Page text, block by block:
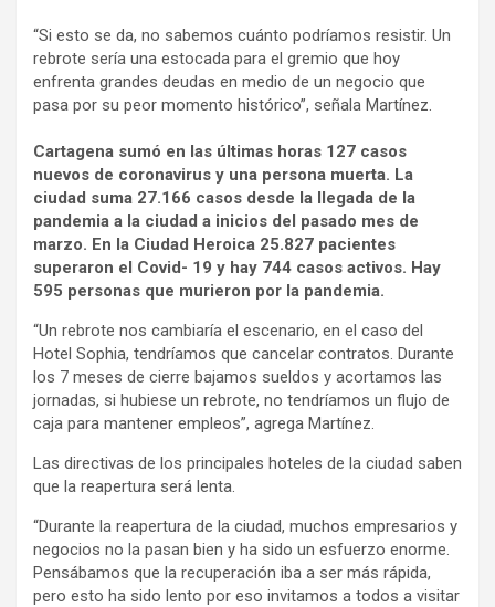
“Si esto se da, no sabemos cuánto podríamos resistir. Un
rebrote sería una estocada para el gremio que hoy
enfrenta grandes deudas en medio de un negocio que
pasa por su peor momento histórico”, señala Martínez.
Cartagena sumó en las últimas horas 127 casos
nuevos de coronavirus y una persona muerta. La
ciudad suma 27.166 casos desde la llegada de la
pandemia a la ciudad a inicios del pasado mes de
marzo. En la Ciudad Heroica 25.827 pacientes
superaron el Covid- 19 y hay 744 casos activos. Hay
595 personas que murieron por la pandemia.
“Un rebrote nos cambiaría el escenario, en el caso del
Hotel Sophia, tendríamos que cancelar contratos. Durante
los 7 meses de cierre bajamos sueldos y acortamos las
jornadas, si hubiese un rebrote, no tendríamos un flujo de
caja para mantener empleos”, agrega Martínez.
Las directivas de los principales hoteles de la ciudad saben
que la reapertura será lenta.
“Durante la reapertura de la ciudad, muchos empresarios y
negocios no la pasan bien y ha sido un esfuerzo enorme.
Pensábamos que la recuperación iba a ser más rápida,
pero esto ha sido lento por eso invitamos a todos a visitar